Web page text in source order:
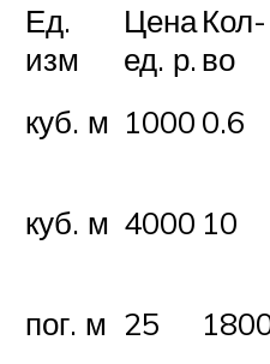
Ед.
изм
Цена
ед. р.
Кол-
во
куб. м 1000 0.6
куб. м 4000 10
пог. м 25